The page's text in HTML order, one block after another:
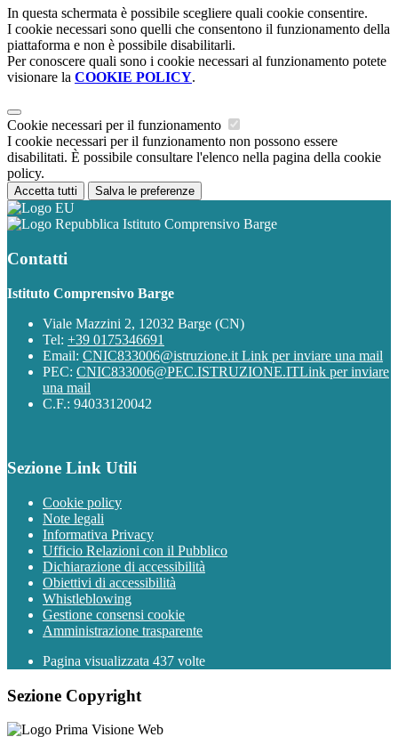
In questa schermata è possibile scegliere quali cookie consentire.
I cookie necessari sono quelli che consentono il funzionamento della
piattaforma e non è possibile disabilitarli.
Per conoscere quali sono i cookie necessari al funzionamento potete
visionare la COOKIE POLICY.
Cookie necessari per il funzionamento
I cookie necessari per il funzionamento non possono essere
disabilitati. È possibile consultare l'elenco nella pagina della cookie
policy.
Accetta tutti Salva le preferenze
Istituto Comprensivo Barge
Contatti
Istituto Comprensivo Barge
Viale Mazzini 2, 12032 Barge (CN)
Tel: +39 0175346691
Email: CNIC833006@istruzione.it Link per inviare una mail
PEC: CNIC833006@PEC.ISTRUZIONE.ITLink per inviare
una mail
C.F.: 94033120042
Sezione Link Utili
Cookie policy
Note legali
Informativa Privacy
Ufficio Relazioni con il Pubblico
Dichiarazione di accessibilità
Obiettivi di accessibilità
Whistleblowing
Gestione consensi cookie
Amministrazione trasparente
Pagina visualizzata 437 volte
Sezione Copyright